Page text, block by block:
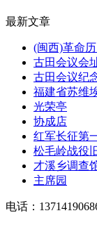
最新文章
(闽西)革命
古田会议会
古田会议纪
福建省苏维
光荣亭
协成店
红军长征第
松毛岭战役
才溪乡调查
主席园
电话：